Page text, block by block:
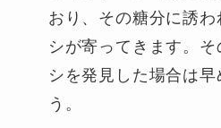
おり、その糖分に誘
シが寄ってきます。
シを発見した場合は早
う。